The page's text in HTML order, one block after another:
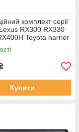
комплект серії
RX300 RX330
Toyota harrier
(F2) 10 дюймів
Купити